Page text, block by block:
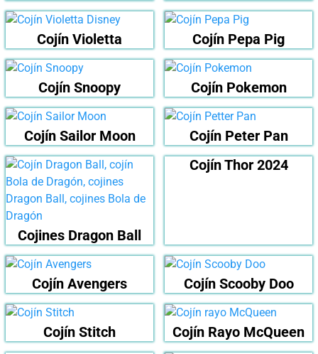
Cojín Violetta Cojín Pepa Pig
Cojín Snoopy Cojín Pokemon
Cojín Sailor Moon Cojín Peter Pan
Cojines Dragon Ball
Cojín Thor 2024
Cojín Avengers Cojín Scooby Doo
Cojín Stitch
Cojín Rayo McQueen